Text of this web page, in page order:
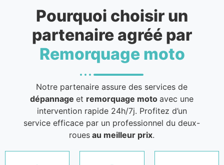
Pourquoi choisir un
partenaire agréé par
Remorquage moto
Notre partenaire assure des services de
dépannageet remorquage motoavec une
intervention rapide 24h/7j. Profitez d’un
service efficace par un professionnel du deux-
roues au meilleur prix.